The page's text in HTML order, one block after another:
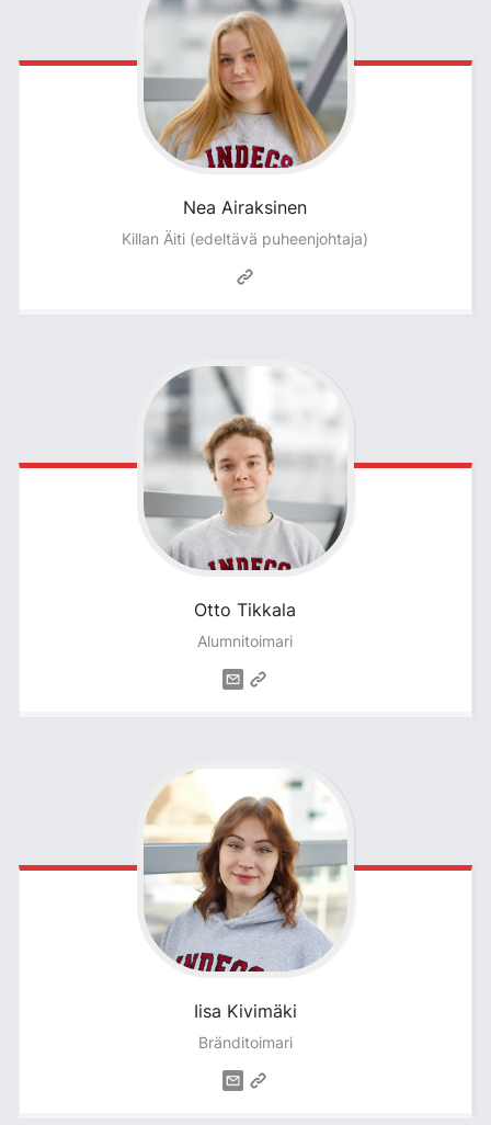
Nea Airaksinen
Killan Äiti (edeltävä puheenjohtaja)
Otto Tikkala
Alumnitoimari
Iisa Kivimäki
Bränditoimari